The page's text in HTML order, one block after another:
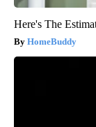
Here's The
HomeBuddy